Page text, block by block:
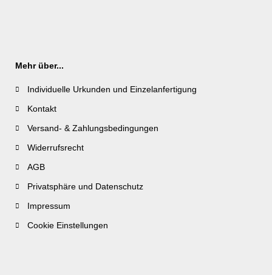
Mehr über...
Individuelle Urkunden und Einzelanfertigung
Kontakt
Versand- & Zahlungsbedingungen
Widerrufsrecht
AGB
Privatsphäre und Datenschutz
Impressum
Cookie Einstellungen